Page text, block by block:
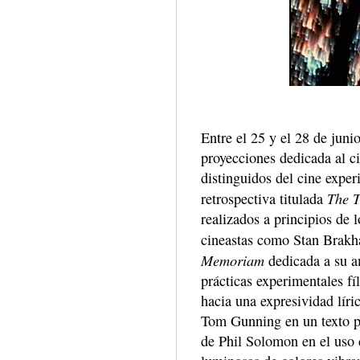
Entre el 25 y el 28 de
proyecciones dedicada al
distinguidos del cine
retrospectiva titulada The
realizados a principios de
cineastas como Stan
Memoriam dedicada a su
prácticas experimentales
hacia una expresividad
Tom Gunning en un texto
de Phil Solomon en el uso